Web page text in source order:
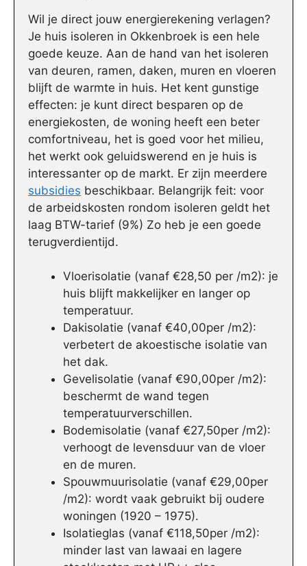
Wil je direct jouw energierekening verlagen?
Je huis isoleren in Okkenbroek is een hele
goede keuze. Aan de hand van het isoleren
van deuren, ramen, daken, muren en vloeren
blijft de warmte in huis. Het kent gunstige
effecten: je kunt direct besparen op de
energiekosten, de woning heeft een beter
comfortniveau, het is goed voor het milieu,
het werkt ook geluidswerend en je huis is
interessanter op de markt. Er zijn meerdere
subsidies beschikbaar. Belangrijk feit: voor
de arbeidskosten rondom isoleren geldt het
laag BTW-tarief (9%) Zo heb je een goede
terugverdientijd.
Vloerisolatie (vanaf €28,50 per /m2): je
huis blijft makkelijker en langer op
temperatuur.
Dakisolatie (vanaf €40,00per /m2):
verbetert de akoestische isolatie van
het dak.
Gevelisolatie (vanaf €90,00per /m2):
beschermt de wand tegen
temperatuurverschillen.
Bodemisolatie (vanaf €27,50per /m2):
verhoogt de levensduur van de vloer
en de muren.
Spouwmuurisolatie (vanaf €29,00per
/m2): wordt vaak gebruikt bij oudere
woningen (1920 – 1975).
Isolatieglas (vanaf €118,50per /m2):
minder last van lawaai en lagere